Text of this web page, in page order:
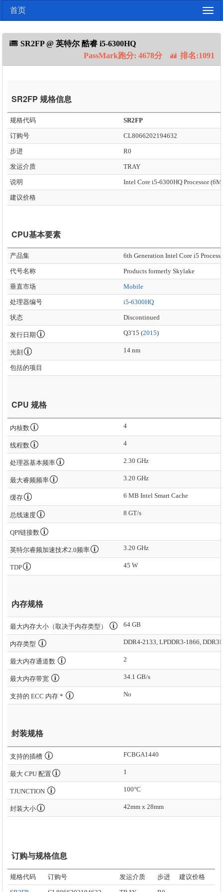
首页
SR2FP @ 英特尔 酷睿 i5-6300HQ
PassMark跑分: 4678分
排名:1091
SR2FP 规格信息
规格代码 SR2FP
订购号 CL8066202194632
步进 R0
发运介质 TRAY
说明
建议价格
CPU基本要素
产品集 6th Generation Intel Core i5
代号名称 Products formerly Skylake
垂直市场 Mobile
处理器编号 i5-6300HQ
状态 Discontinued
发行日期 Q3'15 (2015)
光刻 14 nm
包括的项目
CPU 规格
内核数 4
线程数 4
处理器基本频率 2.30 GHz
最大睿频频率 3.20 GHz
缓存 6 MB Intel Smart Cache
总线速度 8 GT/s
QPI链接数
英特尔睿频加速技术2.0频率 3.20 GHz
TDP 45 W
内存规格
最大内存大小（取决于内存类型） 64 GB
内存类型 DDR4-2133, LPDDR3-1866,
最大内存通道数 2
最大内存带宽 34.1 GB/s
支持的 ECC 内存 * No
封装规格
支持的插槽 FCBGA1440
最大 CPU 配置 1
TJUNCTION 100°C
封装大小 42mm x 28mm
订购与规格信息
规格代码 订购号 发运介质 步进 建议价格